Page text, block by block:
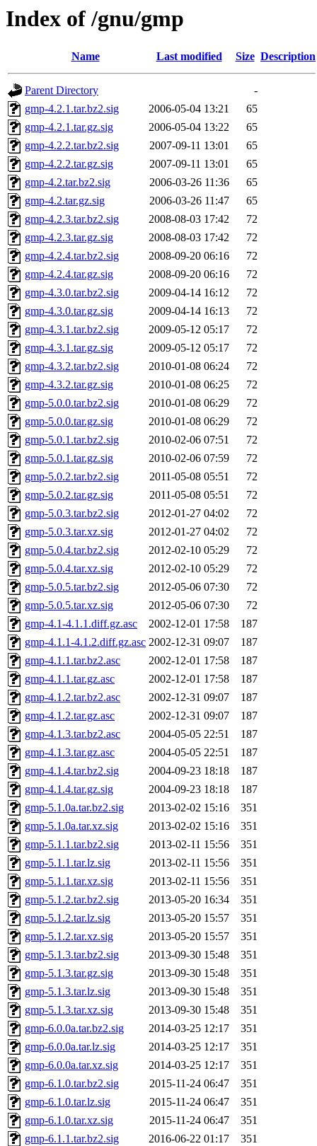
Index of /gnu/gmp
Name Last modified Size Description
Parent Directory
-
gmp-4.2.1.tar.bz2.sig
2006-05-04 13:21
65
gmp-4.2.1.tar.gz.sig
2006-05-04 13:22
65
gmp-4.2.2.tar.bz2.sig
2007-09-11 13:01
65
gmp-4.2.2.tar.gz.sig
2007-09-11 13:01
65
gmp-4.2.tar.bz2.sig
2006-03-26 11:36
65
gmp-4.2.tar.gz.sig
2006-03-26 11:47
65
gmp-4.2.3.tar.bz2.sig
2008-08-03 17:42
72
gmp-4.2.3.tar.gz.sig
2008-08-03 17:42
72
gmp-4.2.4.tar.bz2.sig
2008-09-20 06:16
72
gmp-4.2.4.tar.gz.sig
2008-09-20 06:16
72
gmp-4.3.0.tar.bz2.sig
2009-04-14 16:12
72
gmp-4.3.0.tar.gz.sig
2009-04-14 16:13
72
gmp-4.3.1.tar.bz2.sig
2009-05-12 05:17
72
gmp-4.3.1.tar.gz.sig
2009-05-12 05:17
72
gmp-4.3.2.tar.bz2.sig
2010-01-08 06:24
72
gmp-4.3.2.tar.gz.sig
2010-01-08 06:25
72
gmp-5.0.0.tar.bz2.sig
2010-01-08 06:29
72
gmp-5.0.0.tar.gz.sig
2010-01-08 06:29
72
gmp-5.0.1.tar.bz2.sig
2010-02-06 07:51
72
gmp-5.0.1.tar.gz.sig
2010-02-06 07:59
72
gmp-5.0.2.tar.bz2.sig
2011-05-08 05:51
72
gmp-5.0.2.tar.gz.sig
2011-05-08 05:51
72
gmp-5.0.3.tar.bz2.sig
2012-01-27 04:02
72
gmp-5.0.3.tar.xz.sig
2012-01-27 04:02
72
gmp-5.0.4.tar.bz2.sig
2012-02-10 05:29
72
gmp-5.0.4.tar.xz.sig
2012-02-10 05:29
72
gmp-5.0.5.tar.bz2.sig
2012-05-06 07:30
72
gmp-5.0.5.tar.xz.sig
2012-05-06 07:30
72
gmp-4.1-4.1.1.diff.gz.asc
2002-12-01 17:58
187
gmp-4.1.1-4.1.2.diff.gz.asc 2002-12-31 09:07
187
gmp-4.1.1.tar.bz2.asc
2002-12-01 17:58
187
gmp-4.1.1.tar.gz.asc
2002-12-01 17:58
187
gmp-4.1.2.tar.bz2.asc
2002-12-31 09:07
187
gmp-4.1.2.tar.gz.asc
2002-12-31 09:07
187
gmp-4.1.3.tar.bz2.asc
2004-05-05 22:51
187
gmp-4.1.3.tar.gz.asc
2004-05-05 22:51
187
gmp-4.1.4.tar.bz2.sig
2004-09-23 18:18
187
gmp-4.1.4.tar.gz.sig
2004-09-23 18:18
187
gmp-5.1.0a.tar.bz2.sig
2013-02-02 15:16
351
gmp-5.1.0a.tar.xz.sig
2013-02-02 15:16
351
gmp-5.1.1.tar.bz2.sig
2013-02-11 15:56
351
gmp-5.1.1.tar.lz.sig
2013-02-11 15:56
351
gmp-5.1.1.tar.xz.sig
2013-02-11 15:56
351
gmp-5.1.2.tar.bz2.sig
2013-05-20 16:34
351
gmp-5.1.2.tar.lz.sig
2013-05-20 15:57
351
gmp-5.1.2.tar.xz.sig
2013-05-20 15:57
351
gmp-5.1.3.tar.bz2.sig
2013-09-30 15:48
351
gmp-5.1.3.tar.gz.sig
2013-09-30 15:48
351
gmp-5.1.3.tar.lz.sig
2013-09-30 15:48
351
gmp-5.1.3.tar.xz.sig
2013-09-30 15:48
351
gmp-6.0.0a.tar.bz2.sig
2014-03-25 12:17
351
gmp-6.0.0a.tar.lz.sig
2014-03-25 12:17
351
gmp-6.0.0a.tar.xz.sig
2014-03-25 12:17
351
gmp-6.1.0.tar.bz2.sig
2015-11-24 06:47
351
gmp-6.1.0.tar.lz.sig
2015-11-24 06:47
351
gmp-6.1.0.tar.xz.sig
2015-11-24 06:47
351
gmp-6.1.1.tar.bz2.sig
2016-06-22 01:17
351